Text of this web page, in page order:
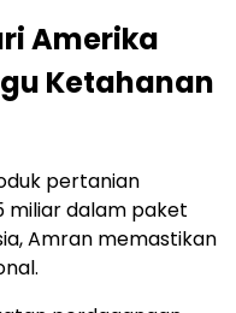
Amerika
Ketahanan
pertanian
miliar dalam paket
Amran memastikan